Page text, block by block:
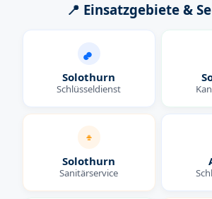
📍 Einsatzgebiete &
Solothurn
Schlüsseldienst
Solothurn
Sanitärservice